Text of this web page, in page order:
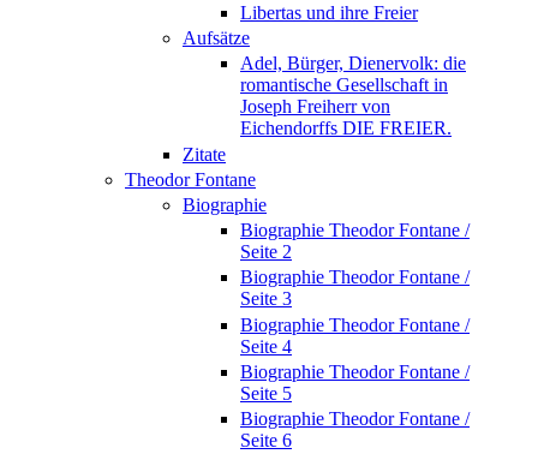
Libertas und ihre Freier
Aufsätze
Adel, Bürger, Dienervolk: die
romantische Gesellschaft in
Joseph Freiherr von
Eichendorffs DIE FREIER.
Zitate
Theodor Fontane
Biographie
Biographie Theodor Fontane /
Seite 2
Biographie Theodor Fontane /
Seite 3
Biographie Theodor Fontane /
Seite 4
Biographie Theodor Fontane /
Seite 5
Biographie Theodor Fontane /
Seite 6